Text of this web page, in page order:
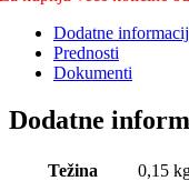
Dodatne
Prednosti
Dokumenti
Dodatne
Težina 0,15